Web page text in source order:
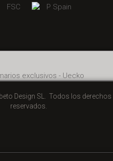
Design SL. Todos los derechos
reservados.